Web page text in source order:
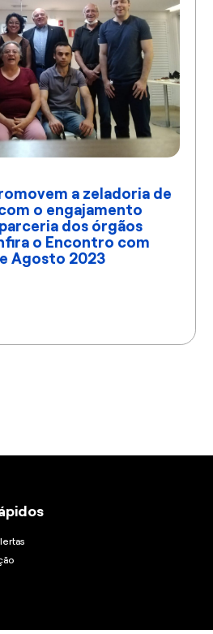
a zeladoria de
o engajamento
dos órgãos
o Encontro com
Agosto 2023